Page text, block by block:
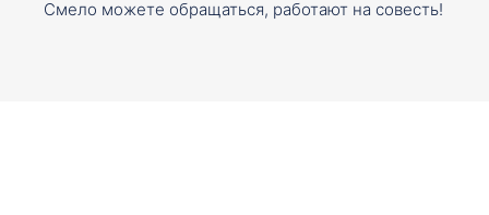
Смело можете обращаться, работают на совесть!